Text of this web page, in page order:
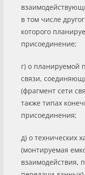
в том числе
которого
присоединение;
г) о планируемой
связи,
(фрагмент сети
также типах
присоединения;
д) о технических
(монтируемая
взаимодействия,